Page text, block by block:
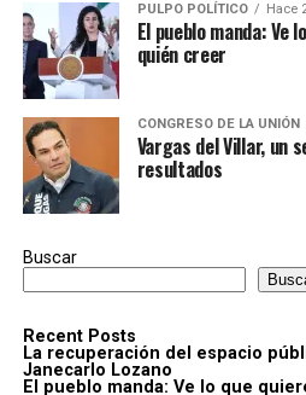
PULPO POLÍTICO Hace
El pueblo manda: Ve
quién creer
CONGRESO DE LA UNIÓN
Vargas del Villar, un
resultados
Buscar
Recent Posts
La recuperación del espacio
Janecarlo Lozano
El pueblo manda: Ve lo que